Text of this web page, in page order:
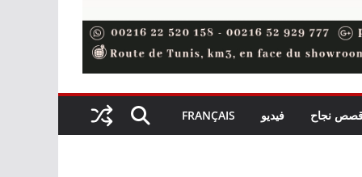
نجاح فيديو FRANÇAIS